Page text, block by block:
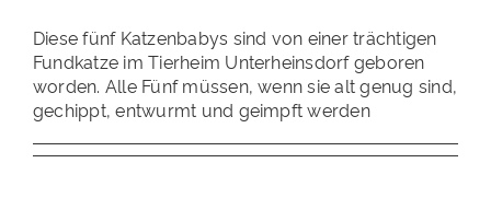
Diese fünf Katzenbabys sind von einer trächtigen
Fundkatze im Tierheim Unterheinsdorf geboren
worden. Alle Fünf müssen, wenn sie alt genug sind,
gechippt, entwurmt und geimpft werden